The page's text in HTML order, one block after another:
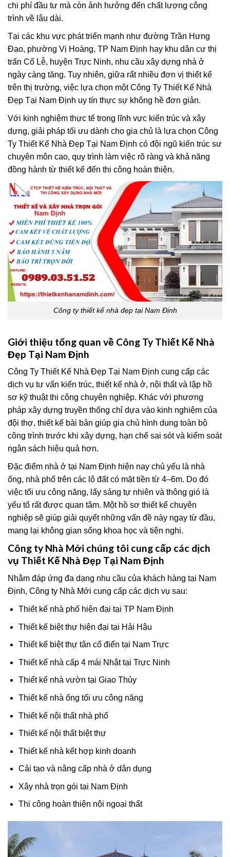
chi phí đầu tư mà còn ảnh hưởng đến chất lượng công
trình về lâu dài.
Tại các khu vực phát triển mạnh như đường Trần Hưng
Đạo, phường Vị Hoàng, TP Nam Định hay khu dân cư thị
trấn Cổ Lễ, huyện Trực Ninh, nhu cầu xây dựng nhà ở
ngày càng tăng. Tuy nhiên, giữa rất nhiều đơn vị thiết kế
trên thị trường, việc lựa chọn một Công Ty Thiết Kế Nhà
Đẹp Tại Nam Định uy tín thực sự không hề đơn giản.
Với kinh nghiệm thực tế trong lĩnh vực kiến trúc và xây
dựng, giải pháp tối ưu dành cho gia chủ là lựa chọn Công
Ty Thiết Kế Nhà Đẹp Tại Nam Định có đội ngũ kiến trúc sư
chuyên môn cao, quy trình làm việc rõ ràng và khả năng
đồng hành từ thiết kế đến thi công hoàn thiện.
Công ty thiết kế nhà đẹp tại Nam Định
Giới thiệu tổng quan về Công Ty Thiết Kế Nhà
Đẹp Tại Nam Định
Công Ty Thiết Kế Nhà Đẹp Tại Nam Định cung cấp các
dịch vụ tư vấn kiến trúc, thiết kế nhà ở, nội thất và lập hồ
sơ kỹ thuật thi công chuyên nghiệp. Khác với phương
pháp xây dựng truyền thống chỉ dựa vào kinh nghiệm của
đội thợ, thiết kế bài bản giúp gia chủ hình dung toàn bộ
công trình trước khi xây dựng, hạn chế sai sót và kiểm soát
ngân sách hiệu quả hơn.
Đặc điểm nhà ở tại Nam Định hiện nay chủ yếu là nhà
ống, nhà phố trên các lô đất có mặt tiền từ 4–6m. Do đó
việc tối ưu công năng, lấy sáng tự nhiên và thông gió là
yếu tố rất được quan tâm. Một hồ sơ thiết kế chuyên
nghiệp sẽ giúp giải quyết những vấn đề này ngay từ đầu,
mang lại không gian sống khoa học và tiện nghi.
Công ty Nhà Mới chúng tôi cung cấp các dịch
vụ Thiết Kế Nhà Đẹp Tại Nam Định
Nhằm đáp ứng đa dạng nhu cầu của khách hàng tại Nam
Định, Công ty Nhà Mới cung cấp các dịch vụ sau:
Thiết kế nhà phố hiện đại tại TP Nam Định
Thiết kế biệt thự hiện đại tại Hải Hậu
Thiết kế biệt thự tân cổ điển tại Nam Trực
Thiết kế nhà cấp 4 mái Nhật tại Trực Ninh
Thiết kế nhà vườn tại Giao Thủy
Thiết kế nhà ống tối ưu công năng
Thiết kế nội thất nhà phố
Thiết kế nội thất biệt thự
Thiết kế nhà kết hợp kinh doanh
Cải tạo và nâng cấp nhà ở dân dụng
Xây nhà trọn gói tại Nam Định
Thi công hoàn thiện nội ngoại thất